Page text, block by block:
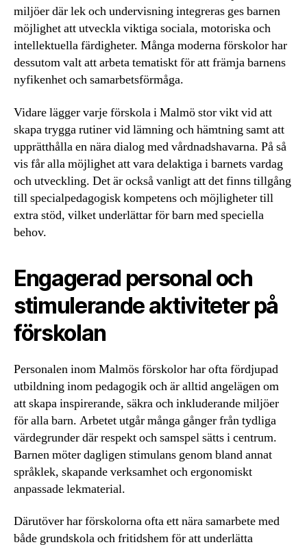
miljöer där lek och undervisning integreras ges barnen
möjlighet att utveckla viktiga sociala, motoriska och
intellektuella färdigheter. Många moderna förskolor har
dessutom valt att arbeta tematiskt för att främja barnens
nyfikenhet och samarbetsförmåga.
Vidare lägger varje förskola i Malmö stor vikt vid att
skapa trygga rutiner vid lämning och hämtning samt att
upprätthålla en nära dialog med vårdnadshavarna. På så
vis får alla möjlighet att vara delaktiga i barnets vardag
och utveckling. Det är också vanligt att det finns tillgång
till specialpedagogisk kompetens och möjligheter till
extra stöd, vilket underlättar för barn med speciella
behov.
Engagerad personal och
stimulerande aktiviteter på
förskolan
Personalen inom Malmös förskolor har ofta fördjupad
utbildning inom pedagogik och är alltid angelägen om
att skapa inspirerande, säkra och inkluderande miljöer
för alla barn. Arbetet utgår många gånger från tydliga
värdegrunder där respekt och samspel sätts i centrum.
Barnen möter dagligen stimulans genom bland annat
språklek, skapande verksamhet och ergonomiskt
anpassade lekmaterial.
Därutöver har förskolorna ofta ett nära samarbete med
både grundskola och fritidshem för att underlätta